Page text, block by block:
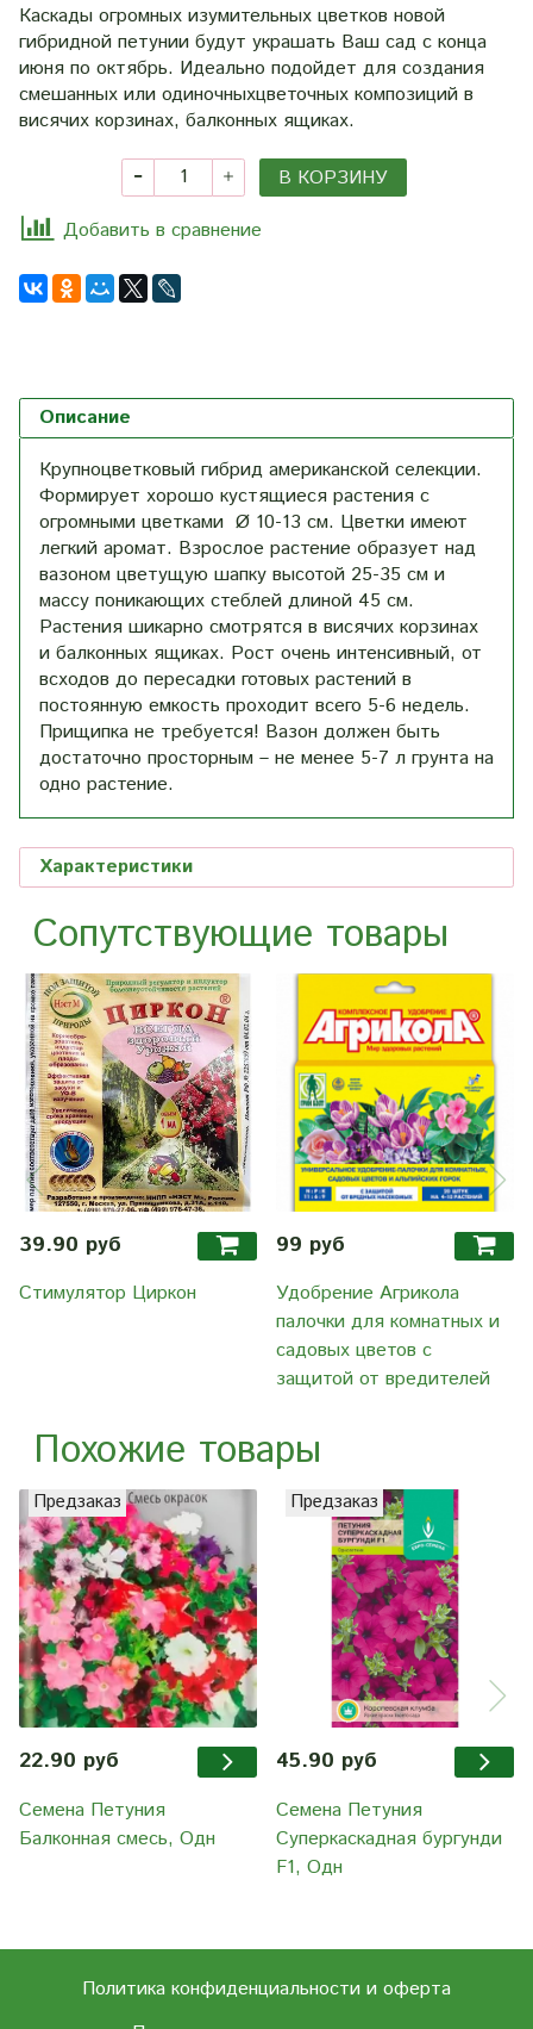
Каскады огромных изумительных цветков новой
гибридной петунии будут украшать Ваш сад с конца
июня по октябрь. Идеально подойдет для создания
смешанных или одиночныхцветочных композиций в
висячих корзинах, балконных ящиках.
В КОРЗИНУ
Добавить в сравнение
Описание
Крупноцветковый гибрид американской селекции.
Формирует хорошо кустящиеся растения с
огромными цветками Ø 10-13 см. Цветки имеют
легкий аромат. Взрослое растение образует над
вазоном цветущую шапку высотой 25-35 см и
массу поникающих стеблей длиной 45 см.
Растения шикарно смотрятся в висячих корзинах
и балконных ящиках. Рост очень интенсивный, от
всходов до пересадки готовых растений в
постоянную емкость проходит всего 5-6 недель.
Прищипка не требуется! Вазон должен быть
достаточно просторным – не менее 5-7 л грунта на
одно растение.
Характеристики
Сопутствующие товары
39.90 руб
Стимулятор Циркон
99 руб
Удобрение Агрикола
палочки для комнатных и
садовых цветов с
защитой от вредителей
Похожие товары
Предзаказ
22.90 руб
Семена Петуния
Балконная смесь, Одн
Предзаказ
45.90 руб
Семена Петуния
Суперкаскадная бургунди
F1, Одн
Политика конфиденциальности и оферта